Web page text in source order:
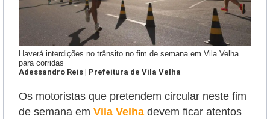
Haverá interdições no trânsito no fim de semana em Vila Velha
para corridas
Adessandro Reis | Prefeitura de Vila Velha
Os motoristas que pretendem circular neste fim
de semana em Vila Velha devem ficar atentos